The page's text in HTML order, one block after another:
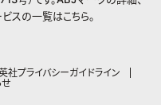
社プライバシーガイドライン
スの一覧はこちら。